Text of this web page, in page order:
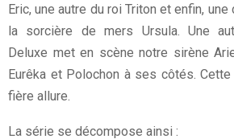
Eric, une autre du roi Triton et enfin,
la sorcière de mers Ursula. Une
Deluxe met en scène notre sirène
Eurêka et Polochon à ses côtés.
fière allure.
La série se décompose ainsi :